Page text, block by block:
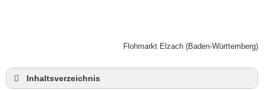
Flohmarkt Elzach (Baden-Württemberg)
Inhaltsverzeichnis